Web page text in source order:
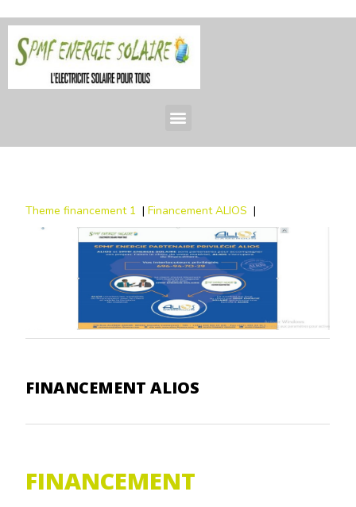
Theme financement 1 |Financement ALIOS |
FINANCEMENT ALIOS
FINANCEMENT